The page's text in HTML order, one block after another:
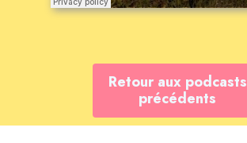
Retour aux podcasts
précédents